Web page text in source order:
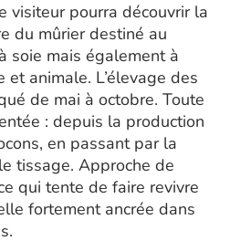
visiteur pourra découvrir la
du mûrier destiné au
soie mais également à
et animale. L’élevage des
de mai à octobre. Toute
: depuis la production
en passant par la
tissage. Approche de
qui tente de faire revivre
fortement ancrée dans